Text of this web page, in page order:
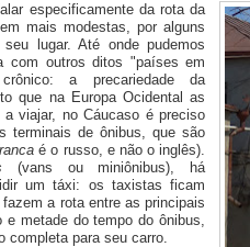
especificamente da rota da
mais modestas, por alguns
lugar. Até onde pudemos
com outros ditos "países em
a precariedade da
que na Europa Ocidental as
viajar, no Cáucaso é preciso
terminais de ônibus, que são
é o russo, e não o inglês).
(vans ou miniônibus), há
um táxi: os taxistas ficam
a rota entre as principais
metade do tempo do ônibus,
completa para seu carro.